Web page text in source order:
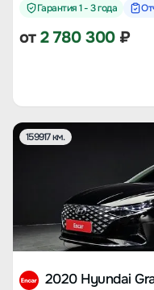
Гарантия 1 - 3 года
от2 780 300₽
159917 км.
2020 Hyundai